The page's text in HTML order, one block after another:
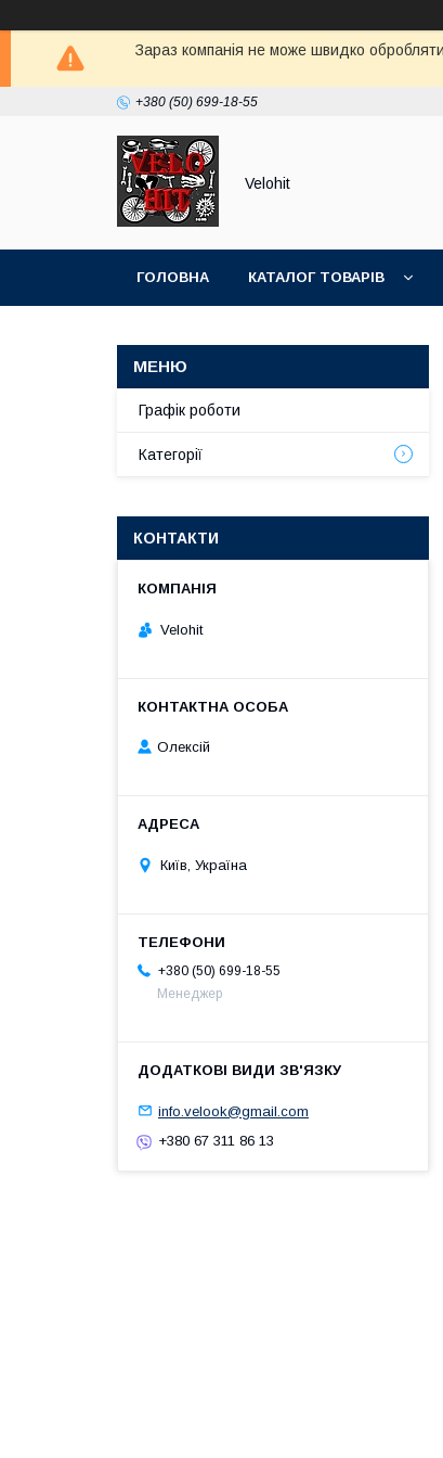
Зараз компанія не може швидко
+380 (50) 699-18-55
Velohit
ГОЛОВНА КАТАЛОГ ТОВАРІВ
Графік роботи
Категорії
КОНТАКТИ
Velohit
Олексій
Київ, Україна
+380 (50) 699-18-55
Менеджер
info.velook@gmail.com
+380 67 311 86 13